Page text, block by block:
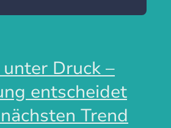
Druck –
entscheidet
Trend